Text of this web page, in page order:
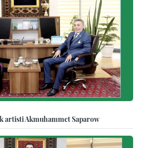
artisti Akmuhammet Saparow